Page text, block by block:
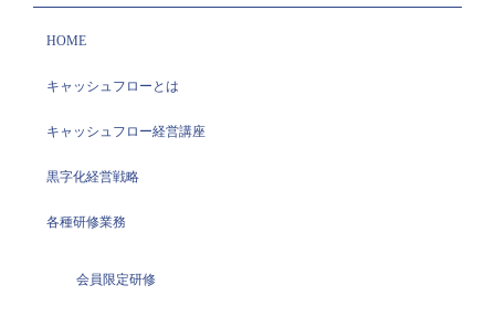
HOME
キャッシュフローとは
キャッシュフロー経営講座
黒字化経営戦略
各種研修業務
会員限定研修